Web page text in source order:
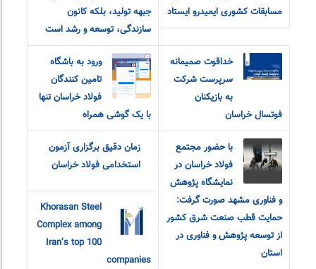
مسابقات کشوری ایمیدرو ایستاد
جبهه تولید، بلکه کانون
سازندگی، توسعه و رشد است
خداقوت صمیمانه
سرپرست شرکت
به بازیکنان
فوتسال خراسان
ورود به باشگاه
تامین کنندگان
فولاد خراسان تنها
با یک گوشی همراه
با حضور مجتمع
فولاد خراسان در
نمایشگاه پژوهش
و فناوری مشهد صورت گرفت:
حمایت قطب صنعت شرق کشور
از توسعه پژوهش و فناوری در
استان
زمان دقیق برگزاری آزمون
استخدامی فولاد خراسان
Khorasan Steel
Complex among
Iran’s top 100
companies